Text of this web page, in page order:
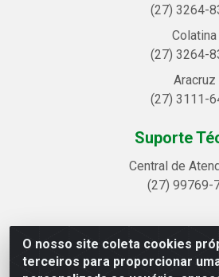
O nosso site coleta cookies
terceiros para proporcionar
(27) 3264-
Colatina
(27) 3264-
Aracruz
(27) 3111-
Suporte
Central de
(27) 99769-
Linhavix Distribuidora LTDA -
Quadra314 Lote 05 e 07 - Shell,